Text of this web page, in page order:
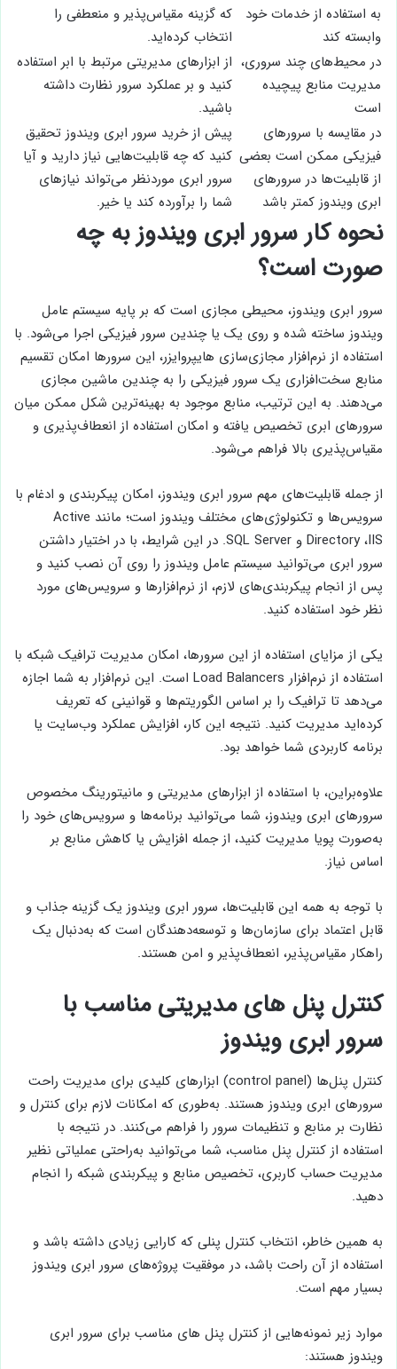
به استفاده از خدمات خود
وابسته کند
که گزینه مقیاس‌پذیر و منعطفی را
انتخاب کرده‌اید.
در محیط‌های چند سروری،
مدیریت منابع پیچیده‌
است
از ابزارهای مدیریتی مرتبط با ابر استفاده
کنید و بر عملکرد سرور نظارت داشته
باشید.
در مقایسه با سرورهای
فیزیکی ممکن است بعضی
از قابلیت‌ها در سرورهای
ابری ویندوز کمتر باشد
پیش از خرید سرور ابری ویندوز تحقیق
کنید که چه قابلیت‌هایی نیاز دارید و آیا
سرور ابری موردنظر می‌تواند نیازهای
شما را برآورده کند یا خیر.
نحوه کار سرور ابری ویندوز به چه
صورت است؟
سرور ابری ویندوز، محیطی مجازی است که بر پایه سیستم عامل
ویندوز ساخته شده و روی یک یا چندین سرور فیزیکی اجرا می‌شود. با
استفاده از نرم‌افزار مجازی‌سازی هایپروایزر، این سرورها امکان تقسیم
منابع سخت‌افزاری یک سرور فیزیکی را به چندین ماشین مجازی
می‌دهند. به این ترتیب، منابع موجود به بهینه‌ترین شکل ممکن میان
سرورهای ابری تخصیص یافته و امکان استفاده از انعطاف‌پذیری و
مقیاس‌پذیری بالا فراهم می‌شود.
از جمله قابلیت‌های مهم سرور ابری ویندوز، امکان پیکربندی و ادغام با
سرویس‌ها و تکنولوژی‌های مختلف ویندوز است؛ مانند Active
Directory ،IIS و SQL Server. در این شرایط، با در اختیار داشتن
سرور ابری می‌توانید سیستم عامل ویندوز را روی آن نصب کنید و
پس از انجام پیکربندی‌های لازم، از نرم‌افزارها و سرویس‌های مورد
نظر خود استفاده کنید.
یکی از مزایای استفاده از این سرورها، امکان مدیریت ترافیک شبکه با
استفاده از نرم‌افزار Load Balancers است. این نرم‌افزار به شما اجازه
می‌دهد تا ترافیک را بر اساس الگوریتم‌ها و قوانینی که تعریف
کرده‌اید مدیریت کنید. نتیجه این کار، افزایش عملکرد وب‌سایت یا
برنامه کاربردی شما خواهد بود.
علاوه‌براین، با استفاده از ابزارهای مدیریتی و مانیتورینگ مخصوص
سرورهای ابری ویندوز، شما می‌توانید برنامه‌ها و سرویس‌های خود را
به‌صورت پویا مدیریت کنید، از جمله افزایش یا کاهش منابع بر
اساس نیاز.
با توجه به همه این قابلیت‌ها، سرور ابری ویندوز یک گزینه جذاب و
قابل اعتماد برای سازمان‌ها و توسعه‌دهندگان است که به‌دنبال یک
راهکار مقیاس‌پذیر، انعطاف‌پذیر و امن هستند.
کنترل پنل های مدیریتی مناسب با
سرور ابری ویندوز
کنترل پنل‌ها (control panel) ابزارهای کلیدی برای مدیریت راحت
سرورهای ابری ویندوز هستند. به‌طوری که امکانات لازم برای کنترل و
نظارت بر منابع و تنظیمات سرور را فراهم می‌کنند. در نتیجه با
استفاده از کنترل پنل مناسب، شما می‌توانید به‌راحتی عملیاتی نظیر
مدیریت حساب کاربری، تخصیص منابع و پیکربندی شبکه را انجام
دهید.
به همین خاطر، انتخاب کنترل پنلی که کارایی زیادی داشته باشد و
استفاده از آن راحت باشد، در موفقیت پروژه‌های سرور ابری ویندوز
بسیار مهم است.
موارد زیر نمونه‌هایی از کنترل پنل های مناسب برای سرور ابری
ویندوز هستند: